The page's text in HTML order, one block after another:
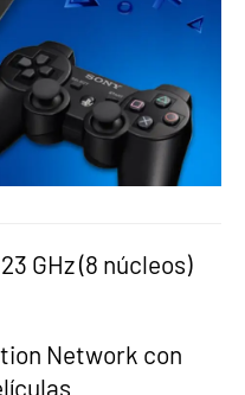
GHz (8 núcleos)
Network con